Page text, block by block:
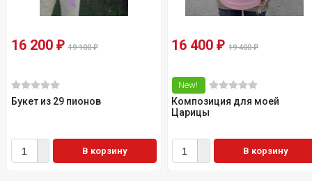
16 200 ₽ 19 100₽
Букет из 29 пионов
В корзину
16 400₽ 19 400₽
New!
Композиция для моей
Царицы
В корзину